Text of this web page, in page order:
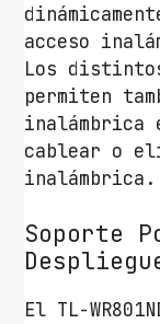
acceso
Los
permiten
inalámbrica
cablear o
inalámbrica.
Soporte
El TL-